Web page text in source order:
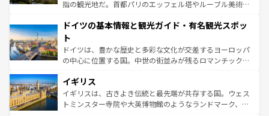
せる。地方によって風土や気候が異なるスペインはその個
ンテンツ一覧 を参照してほしい。
指の観光地だ。首都パリのエッフェル塔やルーブル美術館
で、幅広い魅力が詰まっている。華麗な宮殿、歴史的な大
聖堂、美しいビーチ、そして豊かな自然が、訪れる者を心
から魅了する。また、フランスは美食の国としても知ら
れ、フランス料理はユネスコ無形文化遺産にも登録されて
香り高いラベンダー畑など、多彩な楽しみ方が可能だ。さ
らに、パリ以外の地域にも魅力が溢れており、どの街角に
も豊かな歴史と文化が息づいている。パリ以外の個性あふ
ドイツの基本情報と観光ガイド・有名観光スポッ
ト
ドイツは、豊かな歴史と多彩な文化が交差するヨーロッパ
の中心に位置する国。中世の街並みが残るロマンチック街
顔を持つこの国は、どこを歩いても飽きることがない。ベ
ルリンの文化的活気、バイエルン州のアルプスの絶景、そ
してライン川沿いのワイン畑といった風景は必見。ビール
イギリス
イギリスは、古きよき伝統と最先端が共存する国。ウェス
トミンスター寺院や大英博物館のようなランドマーク、歴